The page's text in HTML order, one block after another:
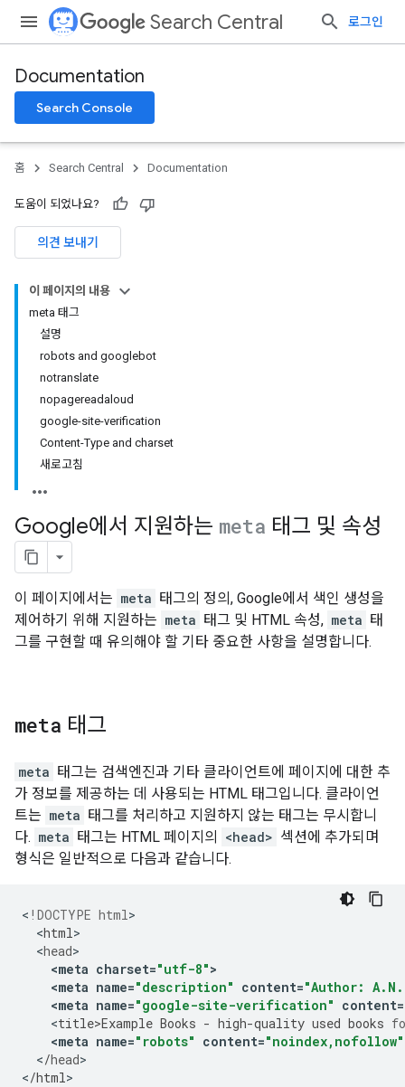
Search Central 로그인
Documentation
Search Console
홈 Search Central Documentation
도움이 되었나요?
의견 보내기
이 페이지의 내용
meta 태그
설명
robots and googlebot
notranslate
nopagereadaloud
google-site-verification
Content-Type and charset
새로고침
Google에서 지원하는 meta 태그 및 속성
이 페이지에서는 meta 태그의 정의, Google에서 색인 생성을
제어하기 위해 지원하는 meta 태그 및 HTML 속성, meta 태
그를 구현할 때 유의해야 할 기타 중요한 사항을 설명합니다.
meta 태그
meta 태그는 검색엔진과 기타 클라이언트에 페이지에 대한 추
가 정보를 제공하는 데 사용되는 HTML 태그입니다. 클라이언
트는 meta 태그를 처리하고 지원하지 않는 태그는 무시합니
다. meta 태그는 HTML 페이지의 <head> 섹션에 추가되며
형식은 일반적으로 다음과 같습니다.
< !DOCTYPE html
<html
<head
<meta charset="utf-8">
<meta name="description" content="Author:
<meta name="google-site-verification" content=
<title>Example Books - high-quality used books
<meta name="robots" content="noindex,nofollow"
</head>
</html>